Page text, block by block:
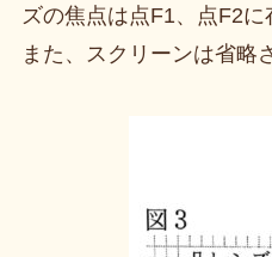
ズの焦点は点F1、点F2に
また、スクリーンは省略